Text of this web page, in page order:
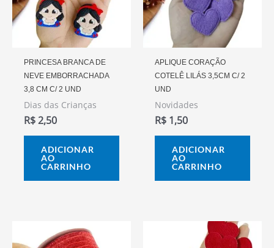
PRINCESA BRANCA DE
NEVE EMBORRACHADA
3,8 CM C/ 2 UND
Dias das Crianças
R$2,50
ADICIONAR
AO
CARRINHO
APLIQUE CORAÇÃO
COTELÊ LILÁS 3,5CM C/ 2
UND
Novidades
R$ 1,50
ADICIONAR
AO
CARRINHO